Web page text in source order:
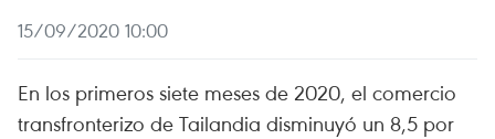
15/09/2020 10:00
En los primeros siete meses de 2020, el comercio
transfronterizo de Tailandia disminuyó un 8,5 por